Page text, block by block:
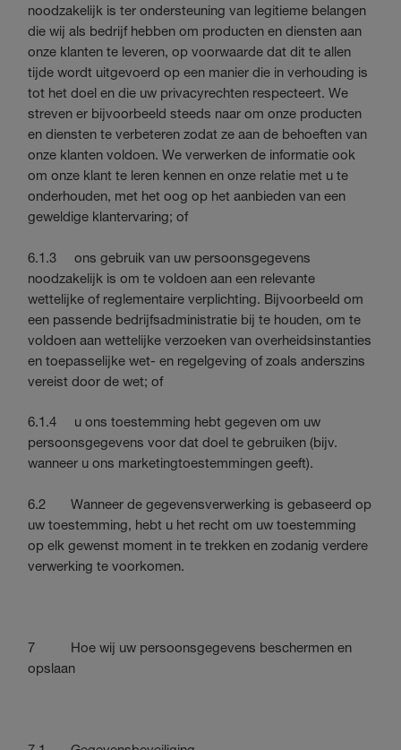
noodzakelijk is ter ondersteuning van legitieme belangen
die wij als bedrijf hebben om producten en diensten aan
onze klanten te leveren, op voorwaarde dat dit te allen
tijde wordt uitgevoerd op een manier die in verhouding is
tot het doel en die uw privacyrechten respecteert. We
streven er bijvoorbeeld steeds naar om onze producten
en diensten te verbeteren zodat ze aan de behoeften van
onze klanten voldoen. We verwerken de informatie ook
om onze klant te leren kennen en onze relatie met u te
onderhouden, met het oog op het aanbieden van een
geweldige klantervaring; of
6.1.3 ons gebruik van uw persoonsgegevens
noodzakelijk is om te voldoen aan een relevante
wettelijke of reglementaire verplichting. Bijvoorbeeld om
een passende bedrijfsadministratie bij te houden, om te
voldoen aan wettelijke verzoeken van overheidsinstanties
en toepasselijke wet- en regelgeving of zoals anderszins
vereist door de wet; of
6.1.4 u ons toestemming hebt gegeven om uw
persoonsgegevens voor dat doel te gebruiken (bijv.
wanneer u ons marketingtoestemmingen geeft).
6.2 Wanneer de gegevensverwerking is gebaseerd op
uw toestemming, hebt u het recht om uw toestemming
op elk gewenst moment in te trekken en zodanig verdere
verwerking te voorkomen.
7 Hoe wij uw persoonsgegevens beschermen en
opslaan